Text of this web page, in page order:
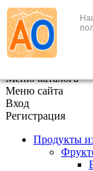
+7 (495) 646-888-1
В корзине 0
Меню каталога
Меню сайта
Вход
Регистрация
Продукты